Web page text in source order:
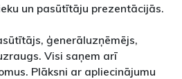
un pasūtītāju prezentācijās.
ģenerāluzņēmējs,
Visi saņem arī
Plāksni ar apliecinājumu